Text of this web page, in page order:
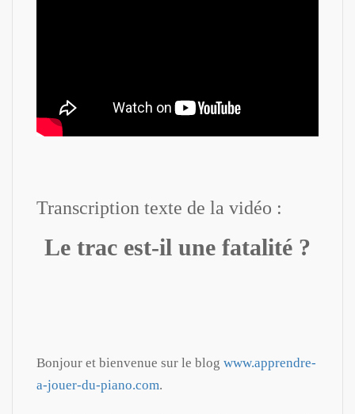
Transcription texte de la vidéo :
Le trac est-il une fatalité ?
Bonjour et bienvenue sur le blog www.apprendre-
a-jouer-du-piano.com.